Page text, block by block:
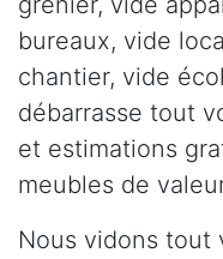
bureaux, vide
chantier, vide
débarrasse tout
et estimations
meubles de
Nous vidons tout